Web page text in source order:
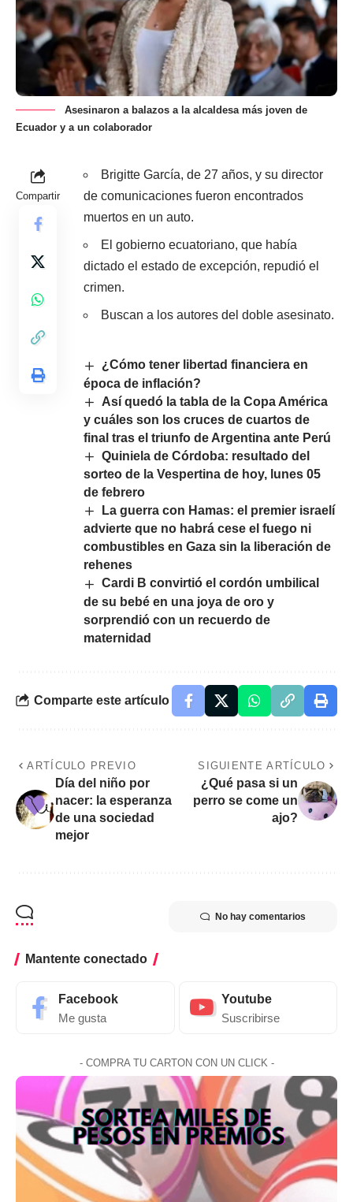
Asesinaron a balazos a la alcaldesa más joven de
Ecuador y a un colaborador
Compartir
Brigitte García, de 27 años, y su director
de comunicaciones fueron encontrados
muertos en un auto.
El gobierno ecuatoriano, que había
dictado el estado de excepción, repudió el
crimen.
Buscan a los autores del doble asesinato.
¿Cómo tener libertad financiera en
época de inflación?
Así quedó la tabla de la Copa América
y cuáles son los cruces de cuartos de
final tras el triunfo de Argentina ante Perú
Quiniela de Córdoba: resultado del
sorteo de la Vespertina de hoy, lunes 05
de febrero
La guerra con Hamas: el premier israelí
advierte que no habrá cese el fuego ni
combustibles en Gaza sin la liberación de
rehenes
Cardi B convirtió el cordón umbilical
de su bebé en una joya de oro y
sorprendió con un recuerdo de
maternidad
Comparte este artículo
ARTÍCULO PREVIO
Día del niño por
nacer: la esperanza
de una sociedad
mejor
SIGUIENTE ARTÍCULO
¿Qué pasa si un
perro se come un
ajo?
No hay comentarios
Mantente conectado
Facebook
Me gusta
Youtube
Suscribirse
- COMPRA TU CARTON CON UN CLICK -